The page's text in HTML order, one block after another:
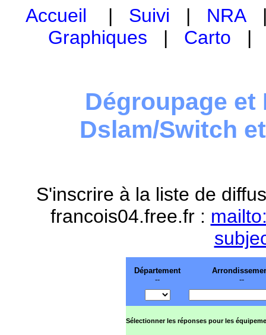
Accueil | Suivi | NRA
Graphiques | Carto
Dégroupage et
Dslam/Switch
S'inscrire à la liste de
francois04.free.fr :
Département
--
--
Sélectionner les réponses pour les